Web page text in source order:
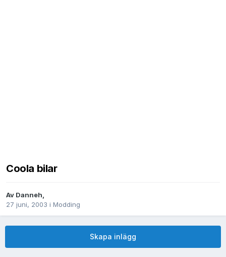
Coola bilar
Av Danneh,
27 juni, 2003 i Modding
Skapa inlägg